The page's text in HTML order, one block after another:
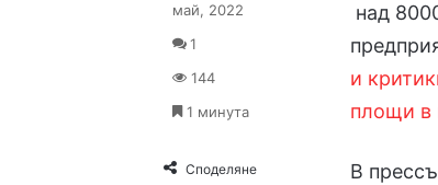
над
и
площи в
В
май, 2022
1
144
1 минута
Споделяне